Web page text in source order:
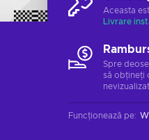
Aceasta
Livrare
Spre
să obțineți
Funcționează pe: